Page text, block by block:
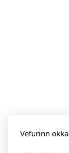
Vefurinn